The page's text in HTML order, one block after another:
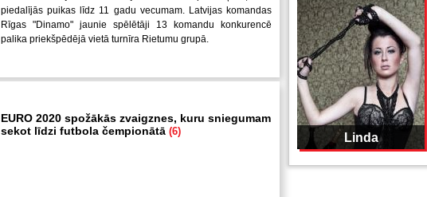
Linda
piedalījās puikas līdz 11 gadu vecumam. Latvijas komandas
Rīgas "Dinamo" jaunie spēlētāji 13 komandu konkurencē
palika priekšpēdējā vietā turnīra Rietumu grupā.
EURO 2020 spožākās zvaigznes, kuru sniegumam
sekot līdzi futbola čempionātā (6)